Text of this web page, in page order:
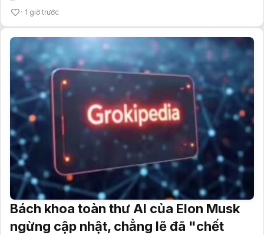
1 giờ trước
Bách khoa toàn thư AI của Elon Musk
ngừng cập nhật, chẳng lẽ đã "chết